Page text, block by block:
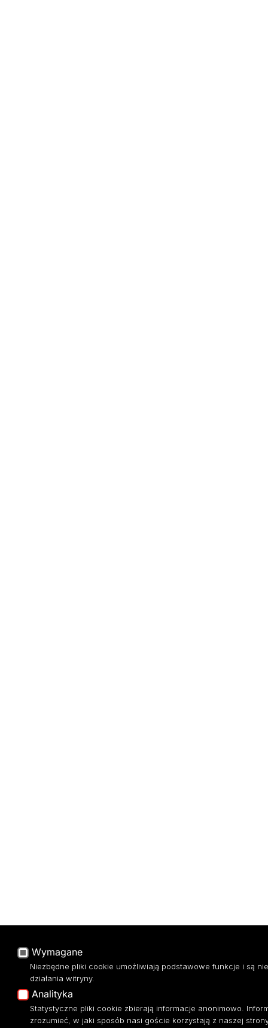
Wymagane
Niezbędne pliki cookie umożliwiają podstawowe funkcje i są
działania witryny.
Analityka
Statystyczne pliki cookie zbierają informacje anonimowo.
zrozumieć, w jaki sposób nasi goście korzystają z naszej